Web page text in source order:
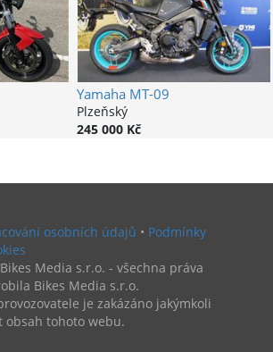
YamahaMT-09
Plzeňský
245 000 Kč
osobních údajů • Podmínky
Media s.r.o. - všechna práva
Bikes Media s.r.o.
je zakázáno jakýmkoli
obsah tohoto webu.